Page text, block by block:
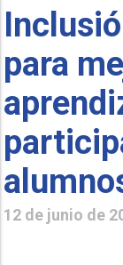
para
12 de junio de